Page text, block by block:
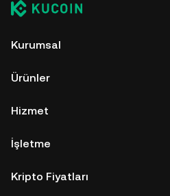
Kurumsal
Ürünler
Hizmet
İşletme
Kripto Fiyatları